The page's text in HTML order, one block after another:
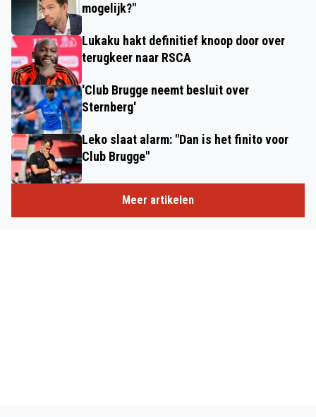
mogelijk?"
Lukaku hakt definitief knoop door over
terugkeer naar RSCA
'Club Brugge neemt besluit over
Sternberg'
Leko slaat alarm: "Dan is het finito voor
Club Brugge"
Meer artikelen